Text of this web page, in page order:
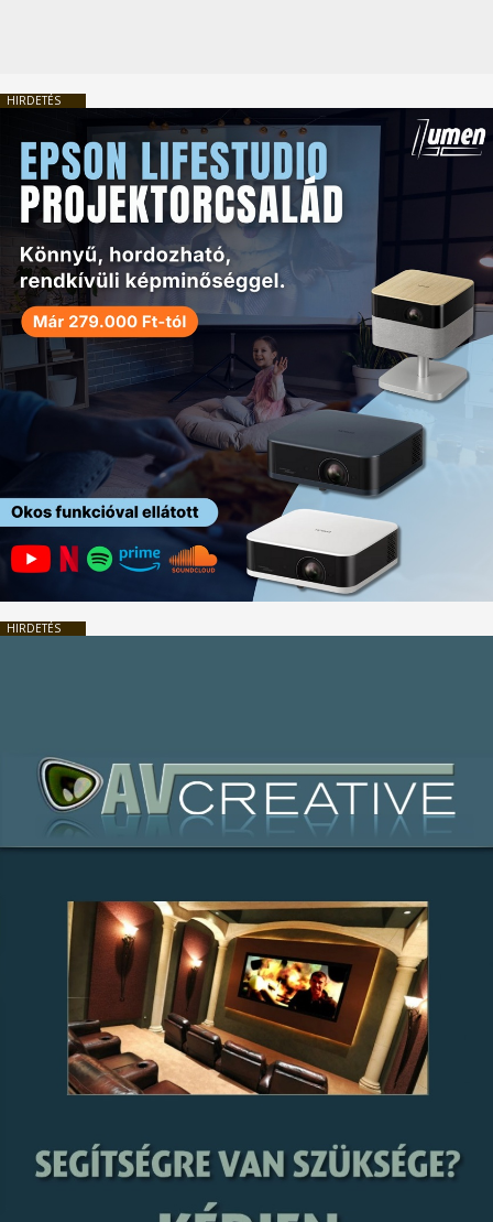
HIRDETÉS
HIRDETÉS